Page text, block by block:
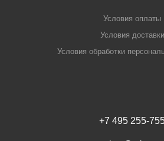
Условия оплаты
Условия доставки
Условия обработки
+7 495 255-